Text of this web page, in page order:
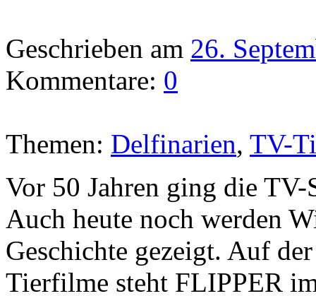
Geschrieben am 26.
Kommentare: 0
Themen: Delfinarien, TV-
Vor 50 Jahren ging die
Auch heute noch werden
Geschichte gezeigt. Auf
Tierfilme steht FLIPPER